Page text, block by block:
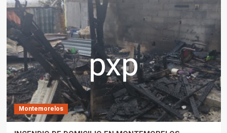
Montemorelos